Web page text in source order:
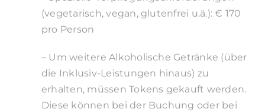
(vegetarisch, vegan, glutenfrei u.ä.): € 170
pro Person
– Um weitere Alkoholische Getränke (über
die Inklusiv-Leistungen hinaus) zu
erhalten, müssen Tokens gekauft werden.
Diese können bei der Buchung oder bei